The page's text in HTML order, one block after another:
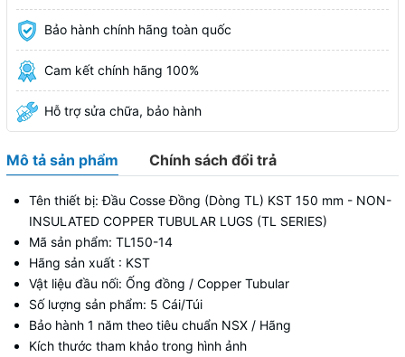
Bảo hành chính hãng toàn quốc
Cam kết chính hãng 100%
Hỗ trợ sửa chữa, bảo hành
Mô tả sản phẩm Chính sách đổi trả
Tên thiết bị: Đầu Cosse Đồng (Dòng TL) KST 150 mm - NON-
INSULATED COPPER TUBULAR LUGS (TL SERIES)
Mã sản phẩm: TL150-14
Hãng sản xuất : KST
Vật liệu đầu nối: Ống đồng / Copper Tubular
Số lượng sản phẩm: 5 Cái/Túi
Bảo hành 1 năm theo tiêu chuẩn NSX / Hãng
Kích thước tham khảo trong hình ảnh